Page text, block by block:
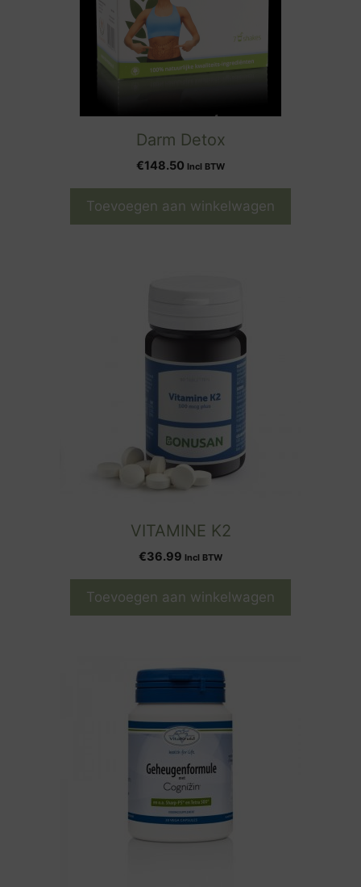
Darm Detox
€148.50 Incl BTW
Toevoegen aan winkelwagen
VITAMINE K2
€36.99 Incl BTW
Toevoegen aan winkelwagen